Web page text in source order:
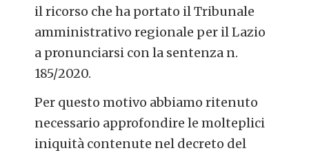
il ricorso che ha portato il Tribunale
amministrativo regionale per il Lazio
a pronunciarsi con la sentenza n.
185/2020.
Per questo motivo abbiamo ritenuto
necessario approfondire le molteplici
iniquità contenute nel decreto del